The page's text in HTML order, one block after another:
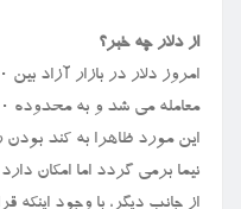
از دلار چه خبر؟
این مورد ظاهرا به کند بودن
نیما برمی گردد اما امکان
از جانب دیگر، با وجود